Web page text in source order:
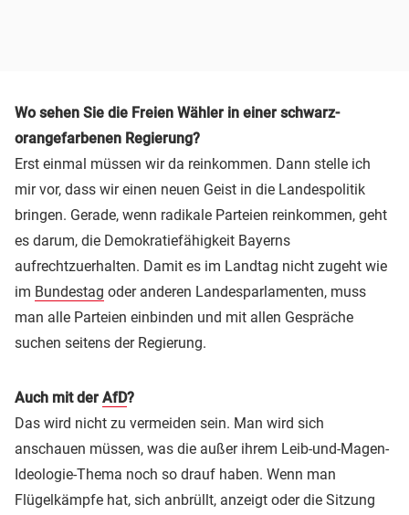
Wo sehen Sie die Freien Wähler in einer schwarz-
orangefarbenen Regierung?
Erst einmal müssen wir da reinkommen. Dann stelle ich
mir vor, dass wir einen neuen Geist in die Landespolitik
bringen. Gerade, wenn radikale Parteien reinkommen, geht
es darum, die Demokratiefähigkeit Bayerns
aufrechtzuerhalten. Damit es im Landtag nicht zugeht wie
im Bundestag oder anderen Landesparlamenten, muss
man alle Parteien einbinden und mit allen Gespräche
suchen seitens der Regierung.
Auch mit der AfD?
Das wird nicht zu vermeiden sein. Man wird sich
anschauen müssen, was die außer ihrem Leib-und-Magen-
Ideologie-Thema noch so drauf haben. Wenn man
Flügelkämpfe hat, sich anbrüllt, anzeigt oder die Sitzung